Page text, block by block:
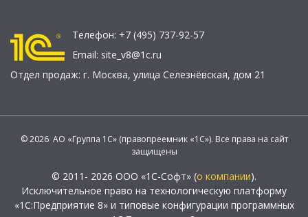
Телефон: +7 (495) 737-92-57
Email: site_v8@1c.ru
Отдел продаж: г. Москва, улица Селезнёвская, дом 21
© 2026 АО «Группа 1С» (правопреемник «1С»). Все права на сайт
защищены
© 2011- 2026 ООО «1С-Софт» (о компании).
Исключительное право на технологическую платформу
«1С:Предприятие 8» и типовые конфигурации программных